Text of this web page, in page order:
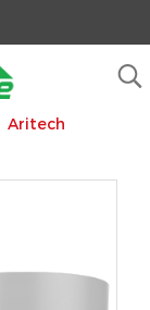
Aritech